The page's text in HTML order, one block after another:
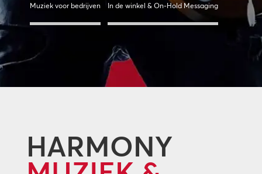
Muziek voor bedrijven In de winkel & On-Hold Messaging
HARMONY